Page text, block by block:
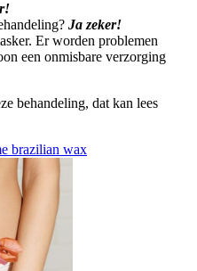
Ja zeker!
Er worden problemen
een onmisbare verzorging
behandeling, dat kan lees
brazilian wax